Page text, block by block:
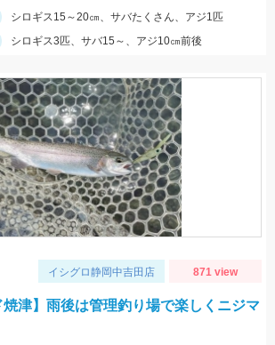
シロギス15～20㎝、サバたくさん、アジ1匹
シロギス3匹、サバ15～、アジ10㎝前後
イシグロ静岡中吉田店 871 view
焼津】雨後は管理釣り場で楽しくニジマ